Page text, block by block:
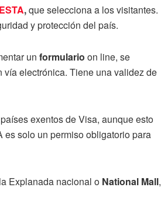
ESTA,que selecciona a los visitantes.
y protección del país.
un formulario on line, se
electrónica. Tiene una validez de
exentos de Visa, aunque esto
es solo un permiso obligatorio para
Explanada nacional o National Mall,